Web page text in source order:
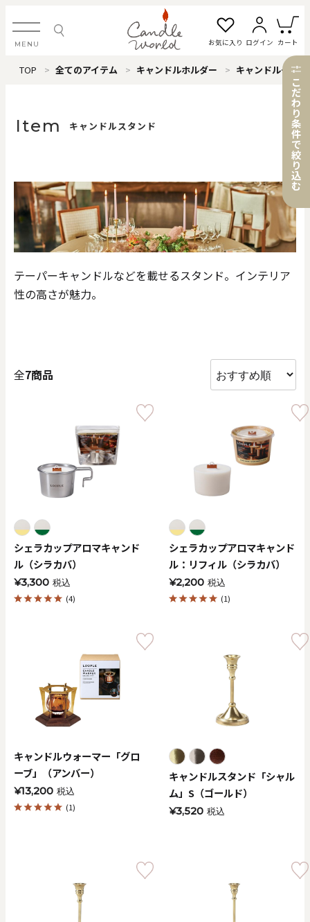
MENU お気に入り ログイン カート
ログイン・新規会員登録
すべてのアイテム
カテゴリから探す
#タグから探す
0 20000
円
色で探す
お買い物ガイド お知らせ
TOP 全てのアイテム キャンドルホルダー キャンドルスタンド
Item キャンドルスタンド
テーパーキャンドルなどを載せるスタンド。インテリア
性の高さが魅力。
全7商品
シェラカップアロマキャンド
ル（シラカバ）
¥3,300 税込
(4)
シェラカップアロマキャンド
ル：リフィル（シラカバ）
¥2,200 税込
(1)
キャンドルウォーマー「グロ
ーブ」（アンバー）
¥13,200 税込
(1)
キャンドルスタンド「シャル
ム」S（ゴールド）
¥3,520 税込
こ
だ
わ
り
条
件
で
絞
り
込
む